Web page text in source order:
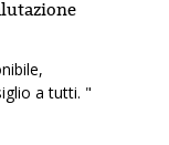
a tutti. "